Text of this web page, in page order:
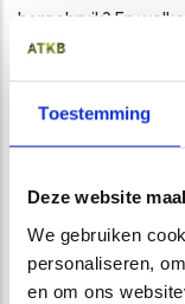
Toestemming
Deze website
We gebruiken
personaliseren,
en om ons
hergebruik? En
goed en volgens de
belangrijk bij
vaak beperkt, de
Ook relevant
De situatie in